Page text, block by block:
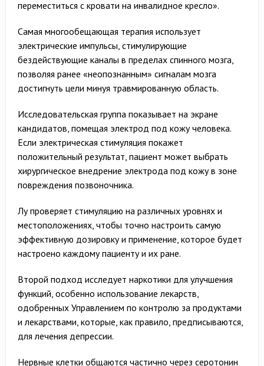
переместиться с кровати на инвалидное кресло».
Самая многообещающая терапия использует
электрические импульсы, стимулирующие
бездействующие каналы в пределах спинного мозга,
позволяя ранее «неопознанным» сигналам мозга
достигнуть цели минуя травмированную область.
Исследовательская группа показывает на экране
кандидатов, помещая электрод под кожу человека.
Если электрическая стимуляция покажет
положительный результат, пациент может выбрать
хирургическое внедрение электрода под кожу в зоне
повреждения позвоночника.
Лу проверяет стимуляцию на различных уровнях и
местоположениях, чтобы точно настроить самую
эффективную дозировку и применение, которое будет
настроено каждому пациенту и их ране.
Второй подход исследует наркотики для улучшения
функций, особенно использование лекарств,
одобренных Управлением по контролю за продуктами
и лекарствами, которые, как правило, предписываются,
для лечения депрессии.
Нервные клетки общаются частично через серотонин